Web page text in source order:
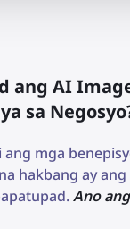
ang AI
sa
mga
hakbang ay
Ano